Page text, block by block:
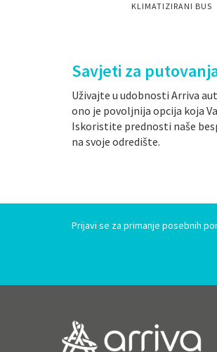
KLIMATIZIRANI BUS
Savjeti za
Uživajte u udobnosti Arriva
ono je povoljnija opcija koja
Iskoristite prednosti naše
na svoje odredište.
Prijavi se za primanje posebnih